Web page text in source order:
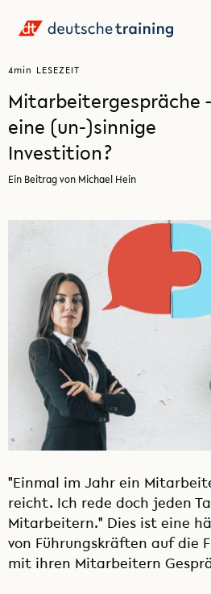
4min LESEZEIT
Mitarbeitergespräche
eine (un-)sinnige
Investition?
Ein Beitrag von Michael Hein
"Einmal im Jahr ein
reicht. Ich rede doch jeden
Mitarbeitern." Dies ist eine
von Führungskräften auf die
mit ihren Mitarbeitern